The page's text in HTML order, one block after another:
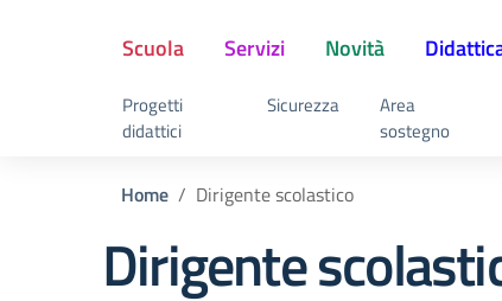
Scuola Servizi Novità
Progetti
didattici
Sicurezza
Area
sostegno
Home Dirigente scolastico
Dirigente